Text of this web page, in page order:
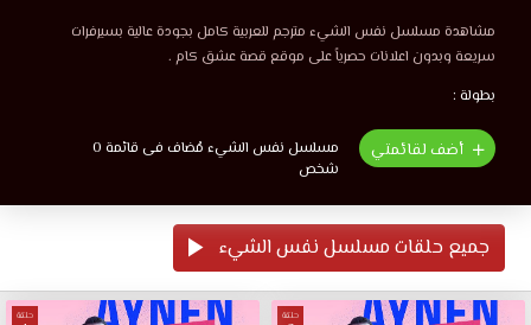
مشاهدة مسلسل نفس الشيء مترجم للعربية كامل بجودة عالية بسيرفرات
سريعة وبدون اعلانات حصرياً على موقع قصة عشق كام .
بطولة :
أضف لقائمتي
مسلسل نفس الشيء مُضاف فى قائمة 0
شخص
جميع حلقات مسلسل نفس الشيء
حلقة حلقة